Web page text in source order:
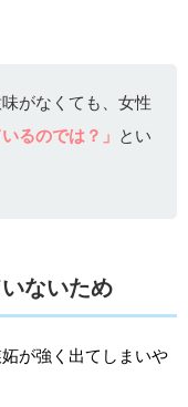
がなくても、女性
るのでは？」 とい
ないため
が強く出てしまいや